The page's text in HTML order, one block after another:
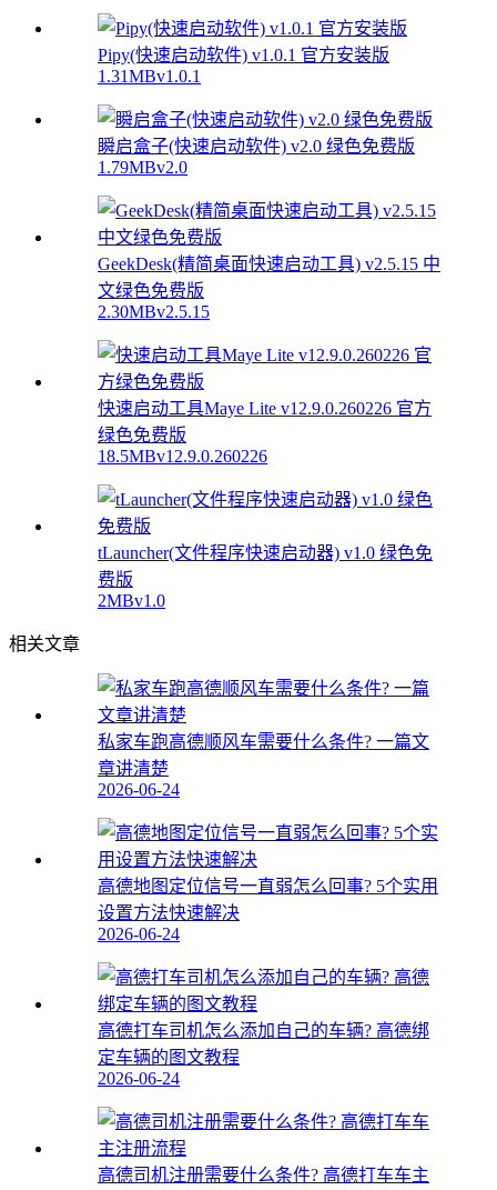
Pipy(快速启动软件) v1.0.1 官方安装版
1.31MBv1.0.1
瞬启盒子(快速启动软件) v2.0 绿色免费版
1.79MBv2.0
GeekDesk(精简桌面快速启动工具) v2.5.15 中
文绿色免费版
2.30MBv2.5.15
快速启动工具Maye Lite v12.9.0.260226 官方
绿色免费版
18.5MBv12.9.0.260226
tLauncher(文件程序快速启动器) v1.0 绿色免
费版
2MBv1.0
相关文章
私家车跑高德顺风车需要什么条件? 一篇文
章讲清楚
2026-06-24
高德地图定位信号一直弱怎么回事? 5个实用
设置方法快速解决
2026-06-24
高德打车司机怎么添加自己的车辆? 高德绑
定车辆的图文教程
2026-06-24
高德司机注册需要什么条件? 高德打车车主